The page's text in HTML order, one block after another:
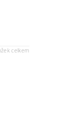
celkem